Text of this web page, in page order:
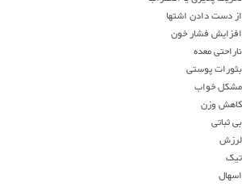
از دست دادن اشتها
افزایش فشار خون
ناراحتی معده
بثورات پوستی
مشکل خواب
کاهش وزن
بی ثباتی
لرزش
تیک
اسهال